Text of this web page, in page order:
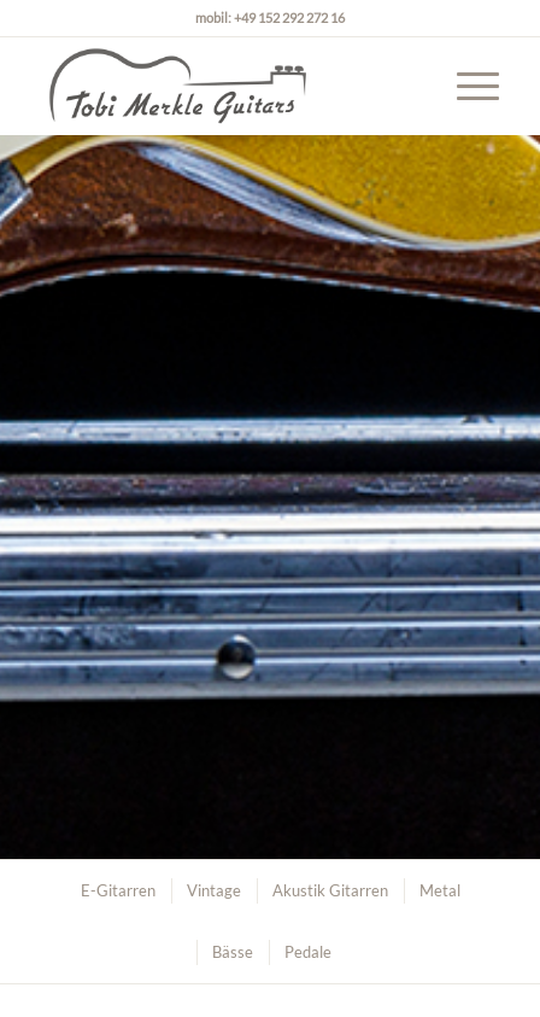
mobil: +49 152 292 272 16
E-Gitarren Vintage Akustik Gitarren Metal
Bässe Pedale